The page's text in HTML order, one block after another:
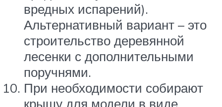
вредных испарений).
Альтернативный вариант – это
строительство деревянной
лесенки с дополнительными
поручнями.
При необходимости собирают
крышу для модели в виде